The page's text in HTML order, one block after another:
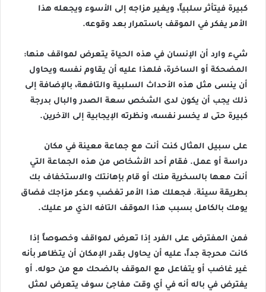
كبيرة فيتأثر سلبياً، ويغير مزاجه إلى الأسوء ويجعله هذا
الأمر يفكر في الموقف باستمرار بعد وقوعه.
شيء وارد أن الإنسان في هذه الحياة يتعرض لمواقف منها:
المضحكة أو الساخرة، فلهذا عليه أن يقاوم نفسه ويحاول
أن ينسى مثل هذه الأحداث السلبية والتافهة، بالإضافة إلى
ذلك يجب أن يكون لدى الشخص سعة الصدر والبال بدرجة
كبيرة حتى لا يخسر نفسه، ونظرته الإيجابية إلى الآخرين.
على سبيل المثال كنت أنت مع جماعة معينة في مكان
دراسة أو عمل. فقام أحد الأشخاص من هذه الجماعة التي
أنت معها بالسخرية منك أو قام بإهانتك والاستخفاف بك
بطريقة سيئة. فجعلك هذا الأمر تغضب وعكر مزاجك فضاق
يومك بالكامل بسبب هذا الموقف التافه الذي مر عليك.
فمن المفترض على الفرد إذا تعرض لمواقف وخصوصاً إذا
كانت محرجة جداً، عليه أن يحاول بقدر الإمكان أن يتظاهر بأنه
غير غاضب أو يتفاعل مع الموقف بالضحك مع من حوله. أو
يفترض في باله أنه في أي وقت مفاجئ سوف يتعرض لمثل